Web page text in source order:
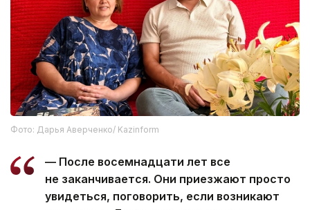
Фото: Дарья Аверченко/ Kazinform
— После восемнадцати лет все
не заканчивается. Они приезжают просто
увидеться, поговорить, если возникают